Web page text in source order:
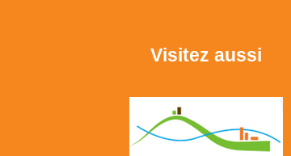
Visitez aussi